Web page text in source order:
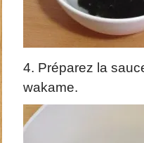
4. Préparez la
wakame.